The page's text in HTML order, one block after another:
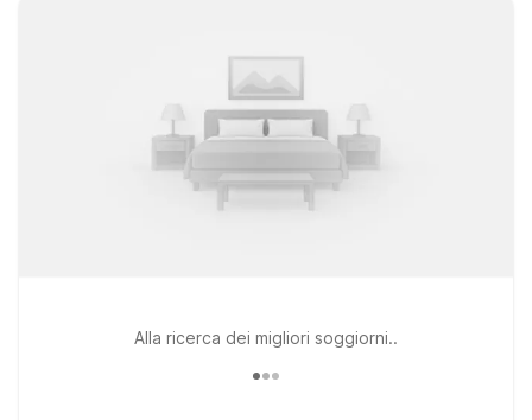
Alla ricerca dei migliori soggiorni..